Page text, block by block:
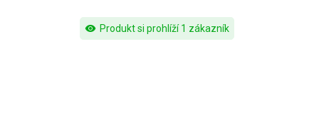
visibility Produkt si prohlíží 1 zákazník